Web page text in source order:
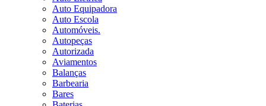
Auto Equipadora
Auto Escola
Automóveis.
Autopeças
Autorizada
Aviamentos
Balanças
Barbearia
Bares